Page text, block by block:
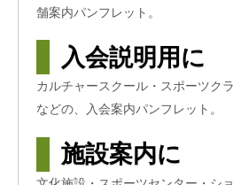
舗案内パンフレット。
入会説明用に
カルチャースクール・スポーツク
などの、入会案内パンフレット。
施設案内に